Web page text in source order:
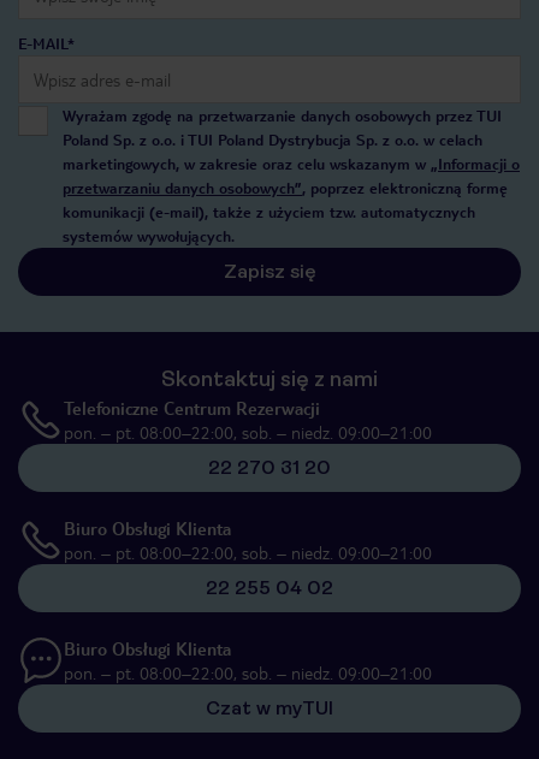
E-MAIL*
Wyrażam zgodę na przetwarzanie danych osobowych przez TUI
Poland Sp. z o.o. i TUI Poland Dystrybucja Sp. z o.o. w celach
marketingowych, w zakresie oraz celu wskazanym w „Informacji o
przetwarzaniu danych osobowych”, poprzez elektroniczną formę
komunikacji (e-mail), także z użyciem tzw. automatycznych
systemów wywołujących.
Zapisz się
Skontaktuj się z nami
Telefoniczne Centrum Rezerwacji
pon. – pt. 08:00–22:00, sob. – niedz. 09:00–21:00
22 270 31 20
Biuro Obsługi Klienta
pon. – pt. 08:00–22:00, sob. – niedz. 09:00–21:00
22 255 04 02
Biuro Obsługi Klienta
pon. – pt. 08:00–22:00, sob. – niedz. 09:00–21:00
Czat w myTUI